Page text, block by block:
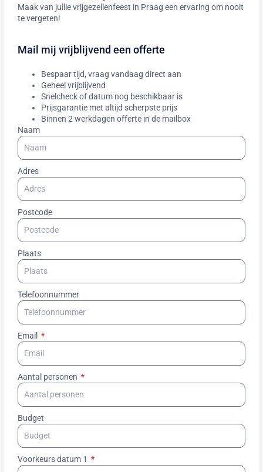
Maak van jullie vrijgezellenfeest in Praag een ervaring om nooit
te vergeten!
Mail mij vrijblijvend een offerte
Bespaar tijd, vraag vandaag direct aan
Geheel vrijblijvend
Snelcheck of datum nog beschikbaar is
Prijsgarantie met altijd scherpste prijs
Binnen 2 werkdagen offerte in de mailbox
Naam
Adres
Postcode
Plaats
Telefoonnummer
Email
Aantal personen
Budget
Voorkeurs datum 1